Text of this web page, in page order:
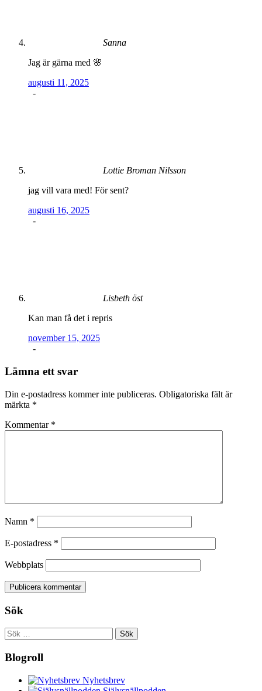
Sanna
Jag är gärna med 🌸
augusti 11, 2025
-
Lottie Broman Nilsson
jag vill vara med! För sent?
augusti 16, 2025
-
Lisbeth öst
Kan man få det i repris
november 15, 2025
-
Lämna ett svar
Din e-postadress kommer inte publiceras. Obligatoriska fält är
märkta *
Kommentar *
Namn *
E-postadress *
Webbplats
Sök
Sök
efter:
Blogroll
Nyhetsbrev